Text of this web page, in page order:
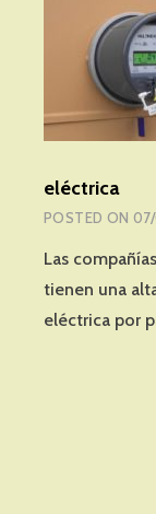
eléctrica
POSTED ON
Las
tienen una
eléctrica por